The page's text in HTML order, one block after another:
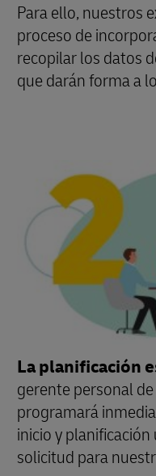
Para ello, nuestros
proceso de
recopilar los datos
que darán forma a
La planificación
gerente personal
programará
inicio y
solicitud para